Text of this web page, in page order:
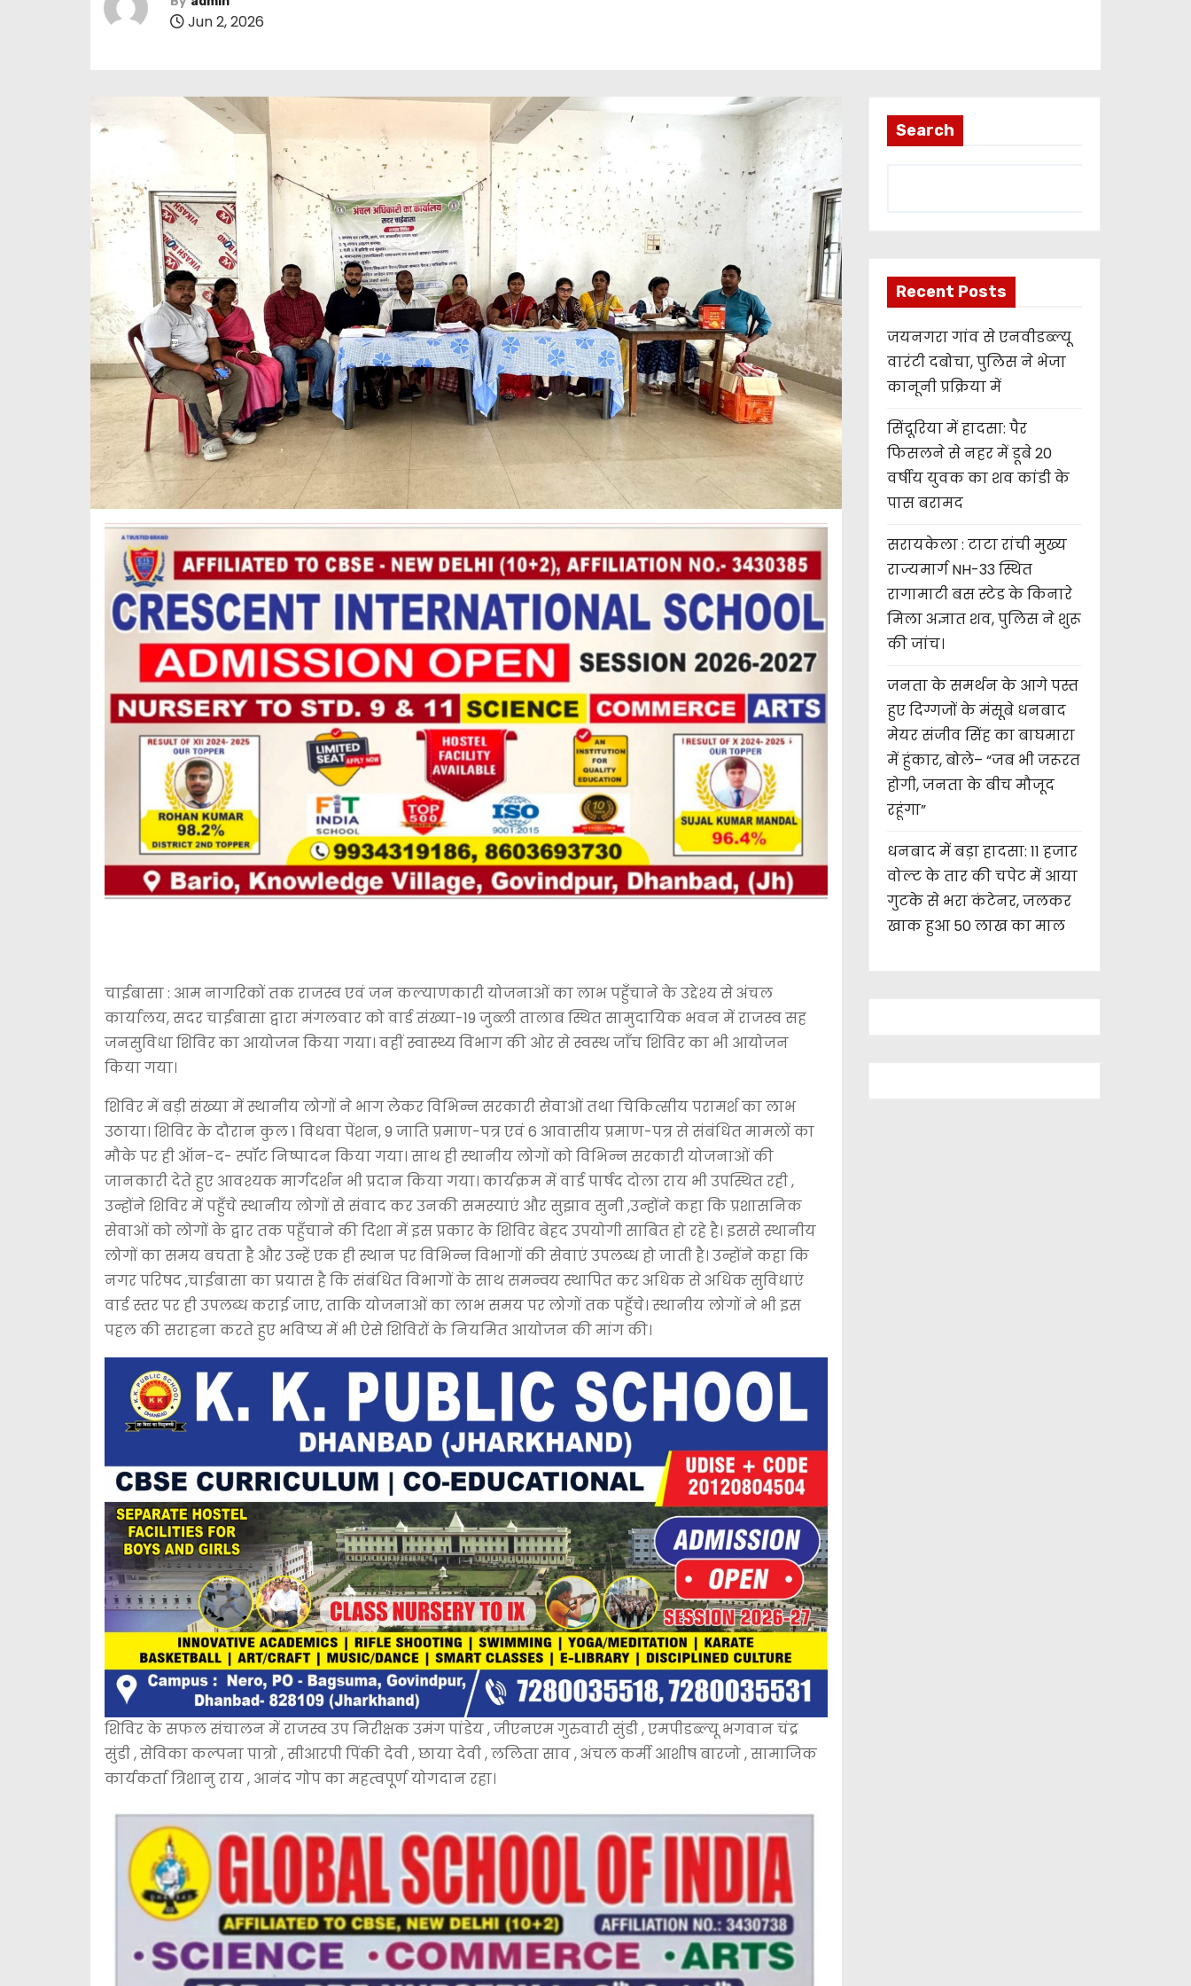
Jun 2, 2026
चाईबासा : आम नागरिकों तक राजस्व एवं जन कल्याणकारी योजनाओं का लाभ पहुँचाने के उद्देश्य से अंचल
कार्यालय, सदर चाईबासा द्वारा मंगलवार को वार्ड संख्या-19 जुब्ली तालाब स्थित सामुदायिक भवन में राजस्व सह
जनसुविधा शिविर का आयोजन किया गया। वहीं स्वास्थ्य विभाग की ओर से स्वस्थ जाँच शिविर का भी आयोजन
किया गया।
शिविर में बड़ी संख्या में स्थानीय लोगों ने भाग लेकर विभिन्न सरकारी सेवाओं तथा चिकित्सीय परामर्श का लाभ
उठाया। शिविर के दौरान कुल 1 विधवा पेंशन, 9 जाति प्रमाण-पत्र एवं 6 आवासीय प्रमाण-पत्र से संबंधित मामलों का
मौके पर ही ऑन-द- स्पॉट निष्पादन किया गया। साथ ही स्थानीय लोगों को विभिन्न सरकारी योजनाओं की
जानकारी देते हुए आवश्यक मार्गदर्शन भी प्रदान किया गया। कार्यक्रम में वार्ड पार्षद दोला राय भी उपस्थित रही ,
उन्होंने शिविर में पहुँचे स्थानीय लोगों से संवाद कर उनकी समस्याएं और सुझाव सुनी ,उन्होंने कहा कि प्रशासनिक
सेवाओं को लोगों के द्वार तक पहुँचाने की दिशा में इस प्रकार के शिविर बेहद उपयोगी साबित हो रहे है। इससे स्थानीय
लोगों का समय बचता है और उन्हें एक ही स्थान पर विभिन्न विभागों की सेवाएं उपलब्ध हो जाती है। उन्होंने कहा कि
नगर परिषद ,चाईबासा का प्रयास है कि संबंधित विभागों के साथ समन्वय स्थापित कर अधिक से अधिक सुविधाएं
वार्ड स्तर पर ही उपलब्ध कराई जाए, ताकि योजनाओं का लाभ समय पर लोगों तक पहुँचे। स्थानीय लोगों ने भी इस
पहल की सराहना करते हुए भविष्य में भी ऐसे शिविरों के नियमित आयोजन की मांग की।
शिविर के सफल संचालन में राजस्व उप निरीक्षक उमंग पांडेय , जीएनएम गुरुवारी सुंडी , एमपीडब्ल्यू भगवान चंद्र
सुंडी , सेविका कल्पना पात्रो , सीआरपी पिंकी देवी , छाया देवी , ललिता साव , अंचल कर्मी आशीष बारजो , सामाजिक
कार्यकर्ता त्रिशानु राय , आनंद गोप का महत्वपूर्ण योगदान रहा।
Search
Recent Posts
जयनगरा गांव से एनवीडब्ल्यू
वारंटी दबोचा, पुलिस ने भेजा
कानूनी प्रक्रिया में
सिंदूरिया में हादसा: पैर
फिसलने से नहर में डूबे 20
वर्षीय युवक का शव कांडी के
पास बरामद
सरायकेला : टाटा रांची मुख्य
राज्यमार्ग NH-33 स्थित
रागामाटी बस स्टेड के किनारे
मिला अज्ञात शव, पुलिस ने शुरू
की जांच।
जनता के समर्थन के आगे पस्त
हुए दिग्गजों के मंसूबे धनबाद
मेयर संजीव सिंह का बाघमारा
में हुंकार, बोले– “जब भी जरूरत
होगी, जनता के बीच मौजूद
रहूंगा”
धनबाद में बड़ा हादसा: 11 हजार
वोल्ट के तार की चपेट में आया
गुटके से भरा कंटेनर, जलकर
खाक हुआ 50 लाख का माल